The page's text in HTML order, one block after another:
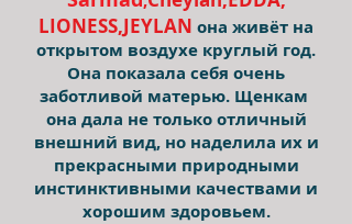
LIONESS,JEYLAN она живёт на
открытом воздухе круглый год.
Она показала себя очень
заботливой матерью. Щенкам
она дала не только отличный
внешний вид, но наделила их и
прекрасными природными
инстинктивными качествами и
хорошим здоровьем.